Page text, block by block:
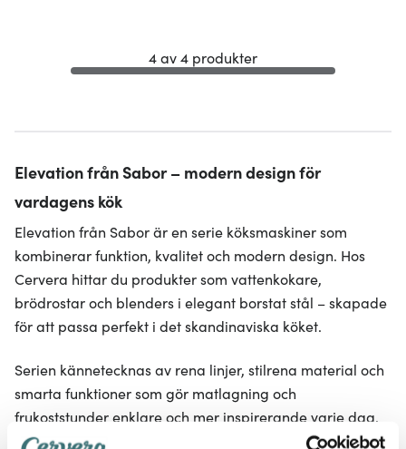
4 av 4 produkter
Elevation från Sabor – modern design för
vardagens kök
Elevation från Sabor är en serie köksmaskiner som
kombinerar funktion, kvalitet och modern design. Hos
Cervera hittar du produkter som vattenkokare,
brödrostar och blenders i elegant borstat stål – skapade
för att passa perfekt i det skandinaviska köket.
Serien kännetecknas av rena linjer, stilrena material och
smarta funktioner som gör matlagning och
frukoststunder enklare och mer inspirerande varje dag.